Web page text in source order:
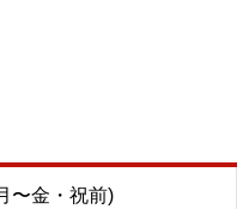
〜金・祝前)